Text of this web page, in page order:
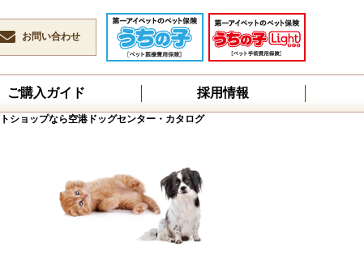
お問い合わせ
ご購入ガイド 採用情報
ショップなら空港ドッグセンター・カタログ